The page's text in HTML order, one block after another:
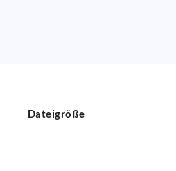
Dateigröße